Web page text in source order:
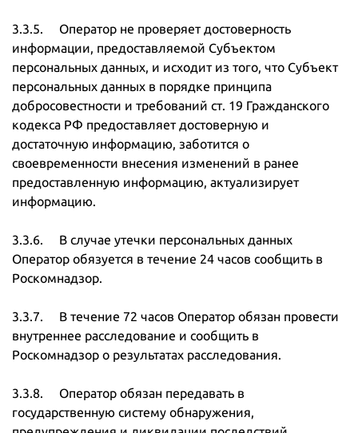
3.3.5. Оператор не проверяет достоверность
информации, предоставляемой Субъектом
персональных данных, и исходит из того, что Субъект
персональных данных в порядке принципа
добросовестности и требований ст. 19 Гражданского
кодекса РФ предоставляет достоверную и
достаточную информацию, заботится о
своевременности внесения изменений в ранее
предоставленную информацию, актуализирует
информацию.
3.3.6. В случае утечки персональных данных
Оператор обязуется в течение 24 часов сообщить в
Роскомнадзор.
3.3.7. В течение 72 часов Оператор обязан провести
внутреннее расследование и сообщить в
Роскомнадзор о результатах расследования.
3.3.8. Оператор обязан передавать в
государственную систему обнаружения,